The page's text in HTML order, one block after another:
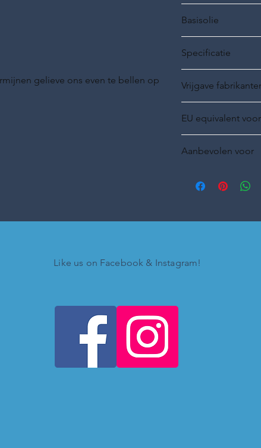
gelieve ons even te bellen op
Basisolie
Specificatie
Vrijgave
EU equivalent voor
Aanbevolen voor
Like us on Facebook & Instagram!